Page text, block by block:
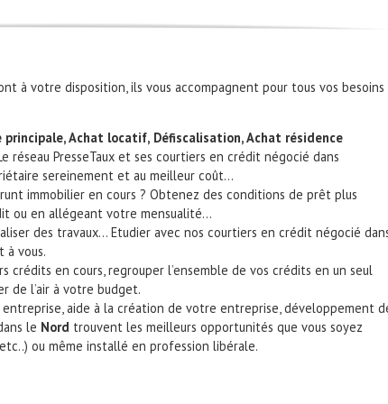
à votre disposition, ils vous accompagnent pour tous vos besoins
Achat locatif, Défiscalisation, Achat résidence
réseau PresseTaux et ses courtiers en crédit négocié dans
sereinement et au meilleur coût…
immobilier en cours ? Obtenez des conditions de prêt plus
ou en allégeant votre mensualité…
des travaux… Etudier avec nos courtiers en crédit négocié
à vous.
crédits en cours, regrouper l’ensemble de vos crédits en un seul
de l’air à votre budget.
aide à la création de votre entreprise, développement
le Nord trouvent les meilleurs opportunités que vous soyez
ou même installé en profession libérale.